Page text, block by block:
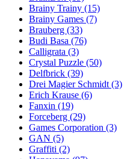
Brainy Trainy (15)
Brainy Games (7)
Brauberg (33)
Budi Basa (76)
Calligrata (3)
Crystal Puzzle (50)
Delfbrick (39)
Drei Magier Schmidt (3)
Erich Krause (6)
Fanxin (19)
Forceberg (29)
Games Corporation (3)
GAN (5)
Graffiti (2)